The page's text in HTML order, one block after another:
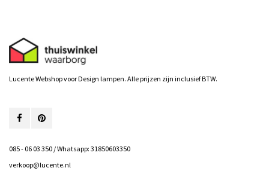
Lucente Webshop voor Design lampen. Alle prijzen zijn inclusief BTW.
085 - 06 03 350 / Whatsapp: 31850603350
verkoop@lucente.nl